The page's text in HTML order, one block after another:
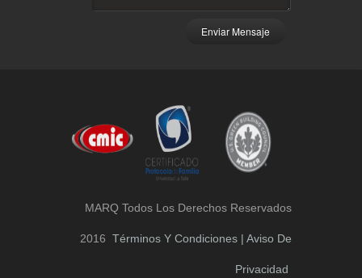
Enviar Mensaje
MARQ Todos Los Derechos Reservados
2016 Términos Y Condiciones | Aviso De
Privacidad